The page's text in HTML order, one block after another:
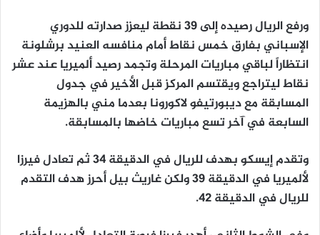
ورفع الريال رصيده إلى 39 نقطة ليعزز صدارته للدوري
الإسباني بفارق خمس نقاط أمام منافسه العنيد برشلونة
انتظاراً لباقي مباريات المرحلة وتجمد رصيد ألميريا عند عشر
نقاط ليتراجع ويقتسم المركز قبل الأخير في جدول
المسابقة مع ديبورتيفو لاكورونا بعدما مني بالهزيمة
السابعة في آخر تسع مباريات خاضها بالمسابقة.
وتقدم إيسكو بهدف للريال في الدقيقة 34 ثم تعادل فيرزا
لألميريا في الدقيقة 39 ولكن غاريث بيل أحرز هدف التقدم
للريال في الدقيقة 42.